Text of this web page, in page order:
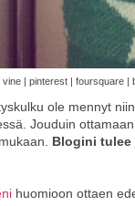
| pinterest | foursquare
ole mennyt
Jouduin
Blogini tulee
huomioon ottaen